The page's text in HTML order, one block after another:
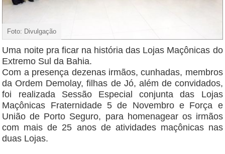
Foto: Divulgação
Uma noite pra ficar na história das Lojas Maçônicas do
Extremo Sul da Bahia.
Com a presença dezenas irmãos, cunhadas, membros
da Ordem Demolay, filhas de Jó, além de convidados,
foi realizada Sessão Especial conjunta das Lojas
Maçônicas Fraternidade 5 de Novembro e Força e
União de Porto Seguro, para homenagear os irmãos
com mais de 25 anos de atividades maçônicas nas
duas Lojas.